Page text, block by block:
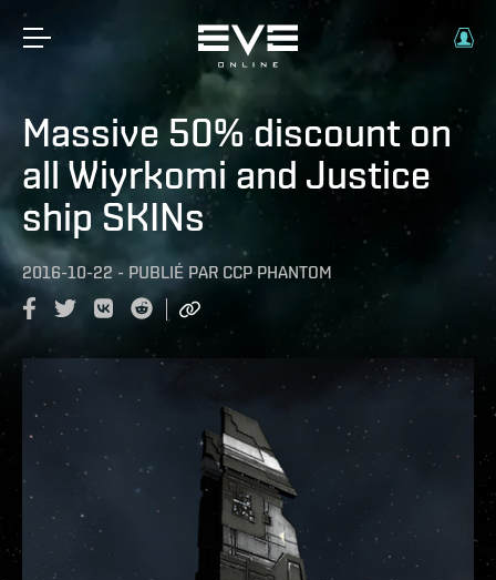
Massive 50% discount on
all Wiyrkomi and Justice
ship SKINs
2016-10-22 - PUBLIÉ PAR CCP PHANTOM